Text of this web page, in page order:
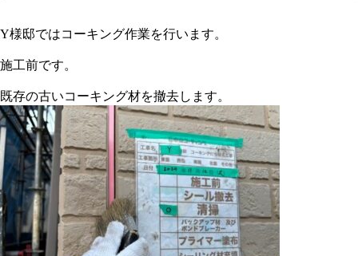
Y様邸ではコーキング作業を行います。
施工前です。
既存の古いコーキング材を撤去します。